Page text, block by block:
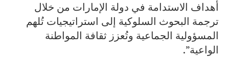
أهداف الاستدامة في دولة الإمارات من خلال
ترجمة البحوث السلوكية إلى استراتيجيات تُلهم
المسؤولية الجماعية وتُعزز ثقافة المواطنة
الواعية”.